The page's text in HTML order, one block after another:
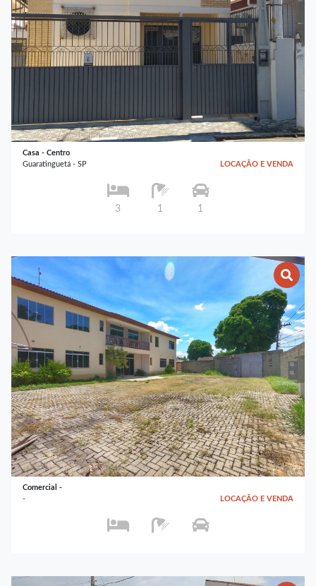
Casa - Centro
Guaratinguetá - SP
LOCAÇÃO E VENDA
3 1 1
Comercial -
-
LOCAÇÃO E VENDA